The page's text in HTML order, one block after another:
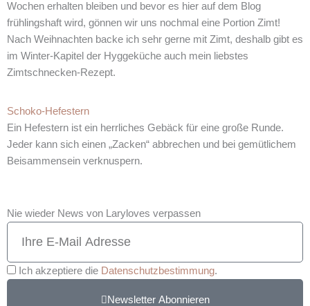
Wochen erhalten bleiben und bevor es hier auf dem Blog
frühlingshaft wird, gönnen wir uns nochmal eine Portion Zimt!
Nach Weihnachten backe ich sehr gerne mit Zimt, deshalb gibt es
im Winter-Kapitel der Hyggeküche auch mein liebstes
Zimtschnecken-Rezept.
Schoko-Hefestern
Ein Hefestern ist ein herrliches Gebäck für eine große Runde.
Jeder kann sich einen „Zacken“ abbrechen und bei gemütlichem
Beisammensein verknuspern.
Nie wieder News von Laryloves verpassen
Ich akzeptiere die Datenschutzbestimmung.
Newsletter Abonnieren